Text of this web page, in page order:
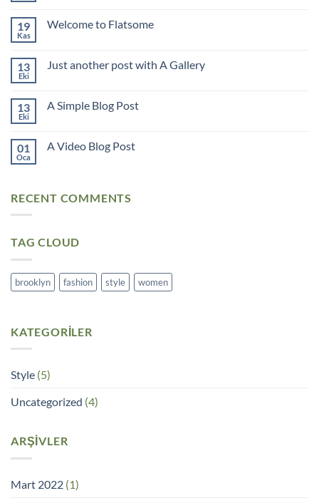
world!
19
Kas
Welcome to Flatsome
to
13
Eki
Just another post with A Gallery
another
Gallery
13
Eki
A Simple Blog Post
Simple
01
Oca
A Video Blog Post
Blog
RECENT COMMENTS
TAG CLOUD
brooklyn fashion style women
KATEGORILER
Style (5)
Uncategorized (4)
ARŞIVLER
Mart 2022 (1)